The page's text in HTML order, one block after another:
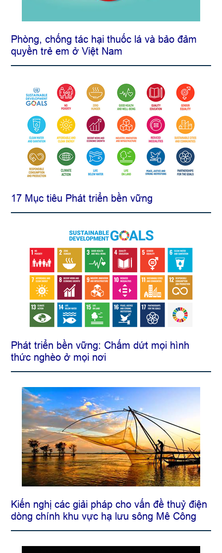
Phòng, chống tác hại thuốc lá và bảo đảm
quyền trẻ em ở Việt Nam
17 Mục tiêu Phát triển bền vững
Phát triển bền vững: Chấm dứt mọi hình
thức nghèo ở mọi nơi
Kiến nghị các giải pháp cho vấn đề thuỷ điện
dòng chính khu vực hạ lưu sông Mê Công